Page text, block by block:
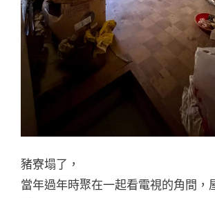
豬寮塌了，
當年過年時聚在一起看電視的角間，